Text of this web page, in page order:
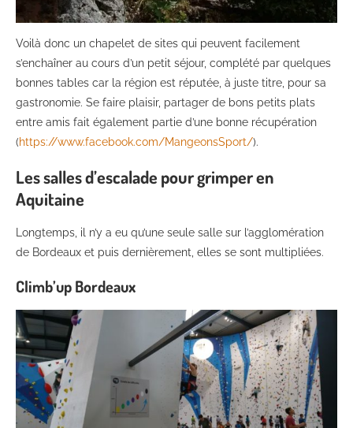
Voilà donc un chapelet de sites qui peuvent facilement
s’enchaîner au cours d’un petit séjour, complété par quelques
bonnes tables car la région est réputée, à juste titre, pour sa
gastronomie. Se faire plaisir, partager de bons petits plats
entre amis fait également partie d’une bonne récupération
(https://www.facebook.com/MangeonsSport/).
Les salles d’escalade pour grimper en
Aquitaine
Longtemps, il n’y a eu qu’une seule salle sur l’agglomération
de Bordeaux et puis dernièrement, elles se sont multipliées.
Climb’up Bordeaux